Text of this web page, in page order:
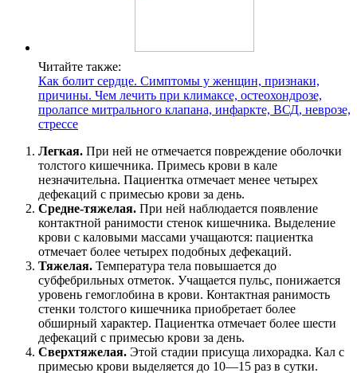
Читайте также:
Как болит сердце. Симптомы у женщин, признаки,
причины. Чем лечить при климаксе, остеохондрозе,
пролапсе митрального клапана, инфаркте, ВСД, неврозе,
стрессе
Легкая. При ней не отмечается повреждение оболочки
толстого кишечника. Примесь крови в кале
незначительна. Пациентка отмечает менее четырех
дефекаций с примесью крови за день.
Средне-тяжелая. При ней наблюдается появление
контактной ранимости стенок кишечника. Выделение
крови с каловыми массами учащаются: пациентка
отмечает более четырех подобных дефекаций.
Тяжелая. Температура тела повышается до
субфебрильных отметок. Учащается пульс, понижается
уровень гемоглобина в крови. Контактная ранимость
стенки толстого кишечника приобретает более
обширный характер. Пациентка отмечает более шести
дефекаций с примесью крови за день.
Сверхтяжелая. Этой стадии присуща лихорадка. Кал с
примесью крови выделяется до 10—15 раз в сутки.